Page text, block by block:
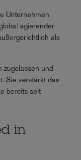
Unternehmen
agierender
als
zugelassen und
Sie verstärkt das
bereits seit
in